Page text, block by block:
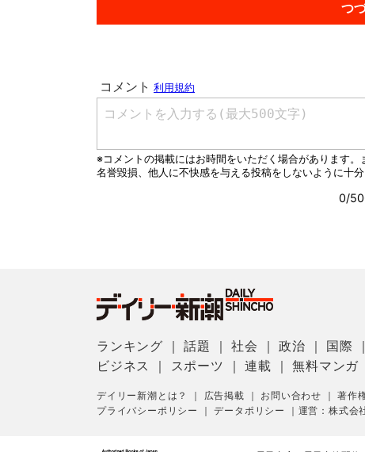
つ
ランキング ｜話題 ｜社会 ｜政治 国際
ビジネス
スポーツ ｜連載 ｜無料マンガ
デイリー新潮とは？ 広告掲載 お問い合わせ ｜著作
プライバシーポリシー
｜データポリシー 運営：株式会